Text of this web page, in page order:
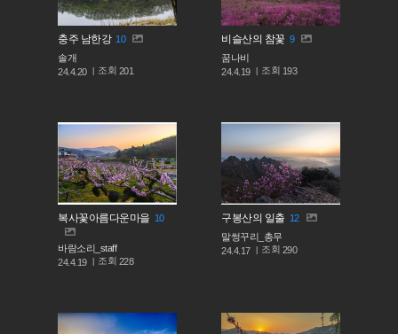
충주 남한강 10
솔개
24.4.20
조회 201
비슬산의 참꽃 9
꿈나비
24.4.19
조회 193
복사꽃아름다운마을 10
바람소리_staff
24.4.19
조회 228
구봉산의 일출 12
말썽꾸리_총무
24.4.17
조회 290